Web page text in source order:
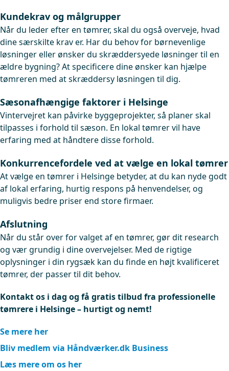
Kundekrav og målgrupper
Når du leder efter en tømrer, skal du også overveje, hvad
dine særskilte krav er. Har du behov for børnevenlige
løsninger eller ønsker du skræddersyede løsninger til en
ældre bygning? At specificere dine ønsker kan hjælpe
tømreren med at skræddersy løsningen til dig.
Sæsonafhængige faktorer i Helsinge
Vintervejret kan påvirke byggeprojekter, så planer skal
tilpasses i forhold til sæson. En lokal tømrer vil have
erfaring med at håndtere disse forhold.
Konkurrencefordele ved at vælge en lokal tømrer
At vælge en tømrer i Helsinge betyder, at du kan nyde godt
af lokal erfaring, hurtig respons på henvendelser, og
muligvis bedre priser end store firmaer.
Afslutning
Når du står over for valget af en tømrer, gør dit research
og vær grundig i dine overvejelser. Med de rigtige
oplysninger i din rygsæk kan du finde en højt kvalificeret
tømrer, der passer til dit behov.
Kontakt os i dag og få gratis tilbud fra professionelle
tømrere i Helsinge – hurtigt og nemt!
Se mere her
Bliv medlem via Håndværker.dk Business
Læs mere om os her